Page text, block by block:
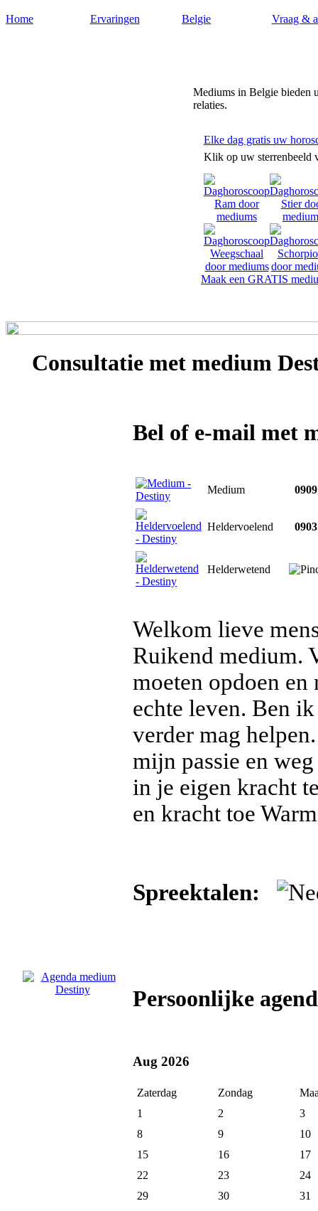
Home Ervaringen Belgie Vraag &
Mediums in Belgie bieden
relaties.
Elke dag gratis uw
Klik op uw sterrenbeeld
Maak een GRATIS
Consultatie met medium
Bel of e-mail met
Medium
Heldervoelend
Helderwetend
Welkom lieve
Ruikend medium.
moeten opdoen en
echte leven. Ben
verder mag
mijn passie en
in je eigen kracht
en kracht toe
Spreektalen:
Persoonlijke
Aug 2026
Zaterdag Zondag
1
2
3
8
9
10
15
16
17
22
23
24
29
30 31